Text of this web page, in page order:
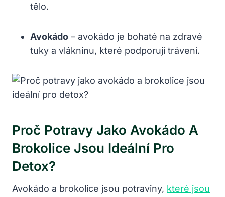
tělo.
Avokádo – avokádo je bohaté na zdravé
tuky a vlákninu, které podporují trávení.
Proč Potravy Jako Avokádo A
Brokolice Jsou Ideální Pro
Detox?
Avokádo a brokolice jsou potraviny, které jsou